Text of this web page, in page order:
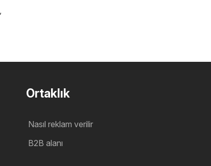
Ortaklık
Nasıl reklam verilir
B2B alanı